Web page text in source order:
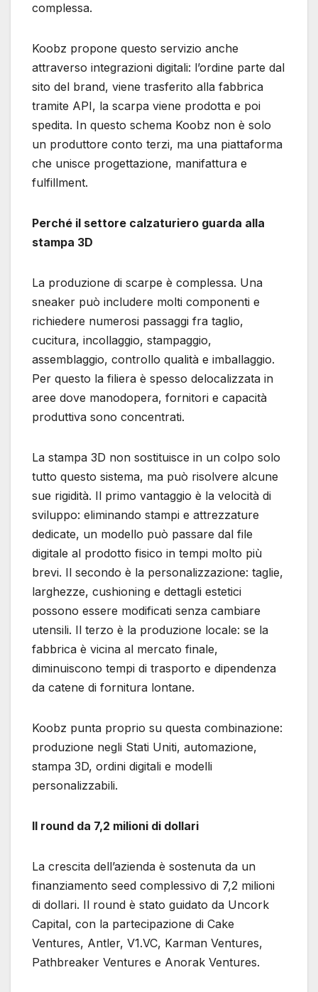
complessa.
Koobz propone questo servizio anche
attraverso integrazioni digitali: l’ordine parte dal
sito del brand, viene trasferito alla fabbrica
tramite API, la scarpa viene prodotta e poi
spedita. In questo schema Koobz non è solo
un produttore conto terzi, ma una piattaforma
che unisce progettazione, manifattura e
fulfillment.
Perché il settore calzaturiero guarda alla
stampa 3D
La produzione di scarpe è complessa. Una
sneaker può includere molti componenti e
richiedere numerosi passaggi fra taglio,
cucitura, incollaggio, stampaggio,
assemblaggio, controllo qualità e imballaggio.
Per questo la filiera è spesso delocalizzata in
aree dove manodopera, fornitori e capacità
produttiva sono concentrati.
La stampa 3D non sostituisce in un colpo solo
tutto questo sistema, ma può risolvere alcune
sue rigidità. Il primo vantaggio è la velocità di
sviluppo: eliminando stampi e attrezzature
dedicate, un modello può passare dal file
digitale al prodotto fisico in tempi molto più
brevi. Il secondo è la personalizzazione: taglie,
larghezze, cushioning e dettagli estetici
possono essere modificati senza cambiare
utensili. Il terzo è la produzione locale: se la
fabbrica è vicina al mercato finale,
diminuiscono tempi di trasporto e dipendenza
da catene di fornitura lontane.
Koobz punta proprio su questa combinazione:
produzione negli Stati Uniti, automazione,
stampa 3D, ordini digitali e modelli
personalizzabili.
Il round da 7,2 milioni di dollari
La crescita dell’azienda è sostenuta da un
finanziamento seed complessivo di 7,2 milioni
di dollari. Il round è stato guidato da Uncork
Capital, con la partecipazione di Cake
Ventures, Antler, V1.VC, Karman Ventures,
Pathbreaker Ventures e Anorak Ventures.